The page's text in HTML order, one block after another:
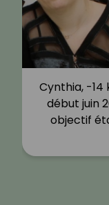
Cynthia, -14
début juin
objectif